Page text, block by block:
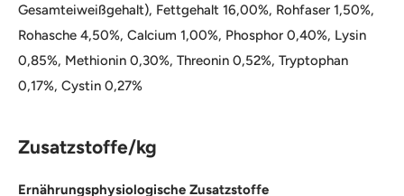
Gesamteiweißgehalt), Fettgehalt 16,00%, Rohfaser 1,50%,
Rohasche 4,50%, Calcium 1,00%, Phosphor 0,40%, Lysin
0,85%, Methionin 0,30%, Threonin 0,52%, Tryptophan
0,17%, Cystin 0,27%
Zusatzstoffe/kg
Ernährungsphysiologische Zusatzstoffe